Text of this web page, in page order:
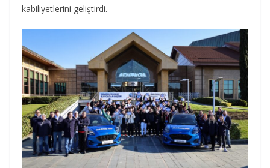
kabiliyetlerini geliştirdi.